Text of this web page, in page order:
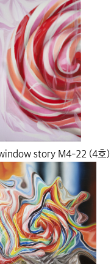
story M4-22 (4호)